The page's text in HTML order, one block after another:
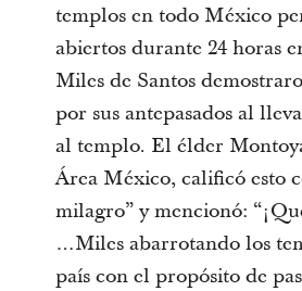
templos en todo México
abiertos durante 24 horas
Miles de Santos
por sus antepasados al
al templo. El élder
Área México, calificó esto
milagro” y mencionó:
…Miles abarrotando los
país con el propósito de